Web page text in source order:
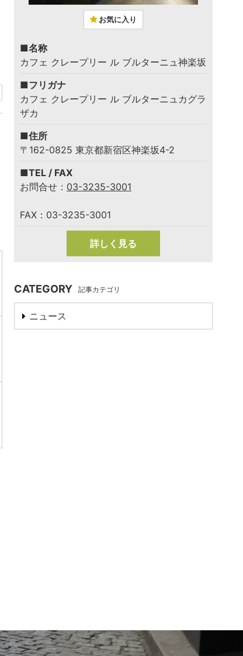
お気に入り
■名称
カフェ クレープリー ル ブルターニュ神楽坂
■フリガナ
カフェ クレープリー ル ブルターニュカグラ
ザカ
■住所
〒162-0825 東京都新宿区神楽坂4-2
■TEL / FAX
お問合せ： 03-3235-3001
FAX：03-3235-3001
詳しく見る
CATEGORY 記事カテゴリ
ニュース